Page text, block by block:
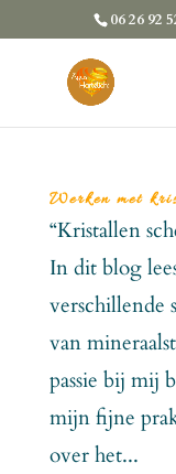
06 26 92
Werken met
“Kristallen
In dit blog
verschillende
van
passie bij mij
mijn fijne
over het...